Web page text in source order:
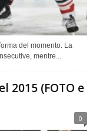
del momento. La
mentre...
2015 (FOTO e
0